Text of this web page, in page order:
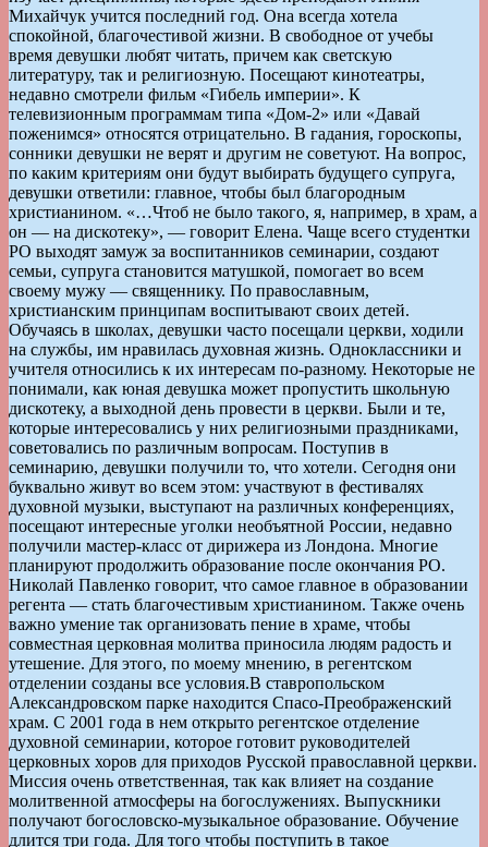
Михайчук учится последний год. Она всегда хотела
спокойной, благочестивой жизни. В свободное от учебы
время девушки любят читать, причем как светскую
литературу, так и религиозную. Посещают кинотеатры,
недавно смотрели фильм «Гибель империи». К
телевизионным программам типа «Дом-2» или «Давай
поженимся» относятся отрицательно. В гадания, гороскопы,
сонники девушки не верят и другим не советуют. На вопрос,
по каким критериям они будут выбирать будущего супруга,
девушки ответили: главное, чтобы был благородным
христианином. «…Чтоб не было такого, я, например, в храм, а
он — на дискотеку», — говорит Елена. Чаще всего студентки
РО выходят замуж за воспитанников семинарии, создают
семьи, супруга становится матушкой, помогает во всем
своему мужу — священнику. По православным,
христианским принципам воспитывают своих детей.
Обучаясь в школах, девушки часто посещали церкви, ходили
на службы, им нравилась духовная жизнь. Одноклассники и
учителя относились к их интересам по-разному. Некоторые не
понимали, как юная девушка может пропустить школьную
дискотеку, а выходной день провести в церкви. Были и те,
которые интересовались у них религиозными праздниками,
советовались по различным вопросам. Поступив в
семинарию, девушки получили то, что хотели. Сегодня они
буквально живут во всем этом: участвуют в фестивалях
духовной музыки, выступают на различных конференциях,
посещают интересные уголки необъятной России, недавно
получили мастер-класс от дирижера из Лондона. Многие
планируют продолжить образование после окончания РО.
Николай Павленко говорит, что самое главное в образовании
регента — стать благочестивым христианином. Также очень
важно умение так организовать пение в храме, чтобы
совместная церковная молитва приносила людям радость и
утешение. Для этого, по моему мнению, в регентском
отделении созданы все условия.В ставропольском
Александровском парке находится Спасо-Преображенский
храм. С 2001 года в нем открыто регентское отделение
духовной семинарии, которое готовит руководителей
церковных хоров для приходов Русской православной церкви.
Миссия очень ответственная, так как влияет на создание
молитвенной атмосферы на богослужениях. Выпускники
получают богословско-музыкальное образование. Обучение
длится три года. Для того чтобы поступить в такое